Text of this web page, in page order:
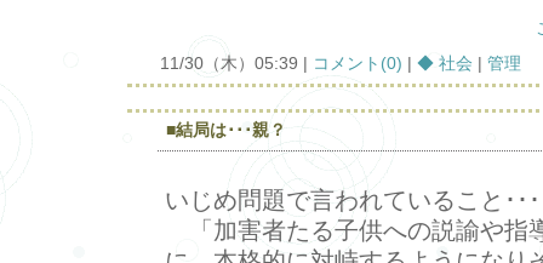
11/30（木）05:39 | コメント(0) | ◆ 社会 | 管理
■結局は･･･親？
いじめ問題で言われていること･･･
「加害者たる子供への説諭や指